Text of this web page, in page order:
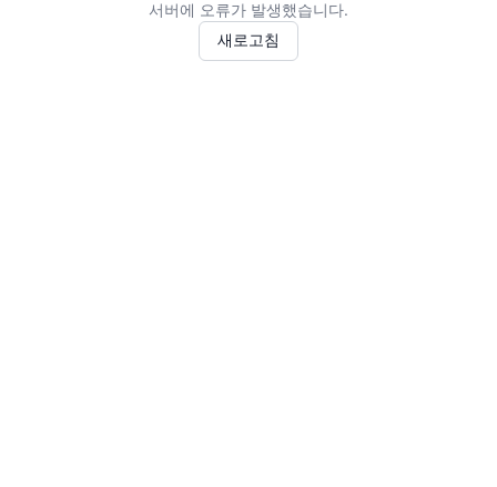
서버에 오류가 발생했습니다.
새로고침